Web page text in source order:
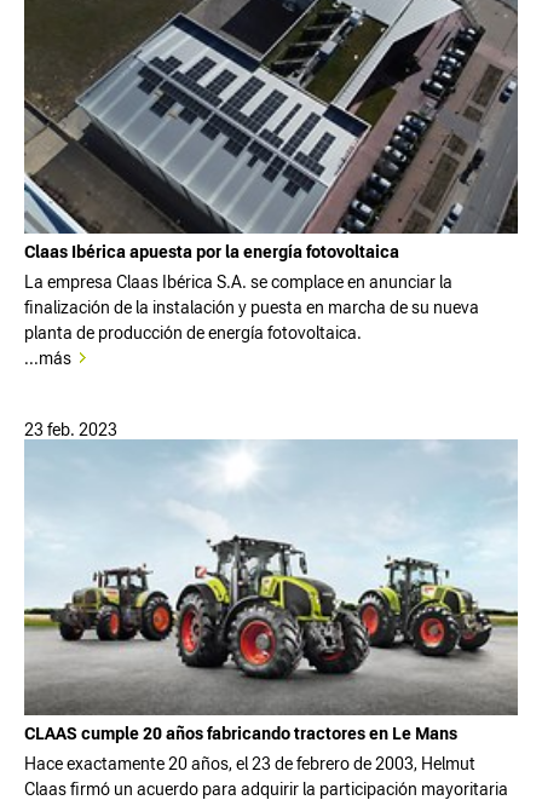
Claas Ibérica apuesta por la energía fotovoltaica
La empresa Claas Ibérica S.A. se complace en anunciar la
finalización de la instalación y puesta en marcha de su nueva
planta de producción de energía fotovoltaica.
...más
23 feb. 2023
CLAAS cumple 20 años fabricando tractores en Le Mans
Hace exactamente 20 años, el 23 de febrero de 2003, Helmut
Claas firmó un acuerdo para adquirir la participación mayoritaria